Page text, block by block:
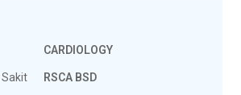
CARDIOLOGY
Sakit RSCA BSD